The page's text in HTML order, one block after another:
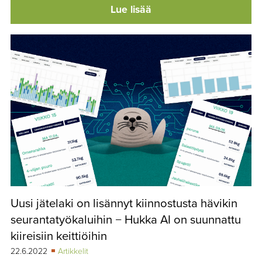
Lue lisää
Uusi jätelaki on lisännyt kiinnostusta hävikin
seurantatyökaluihin − Hukka AI on suunnattu
kiireisiin keittiöihin
22.6.2022
Artikkelit